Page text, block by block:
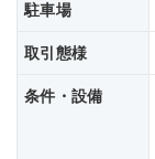
駐車場
取引態様
条件・設備